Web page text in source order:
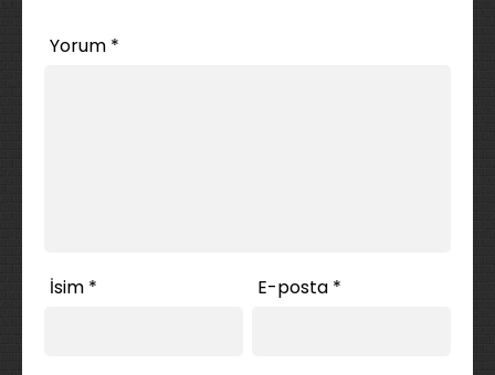
Yorum *
İsim * E-posta *